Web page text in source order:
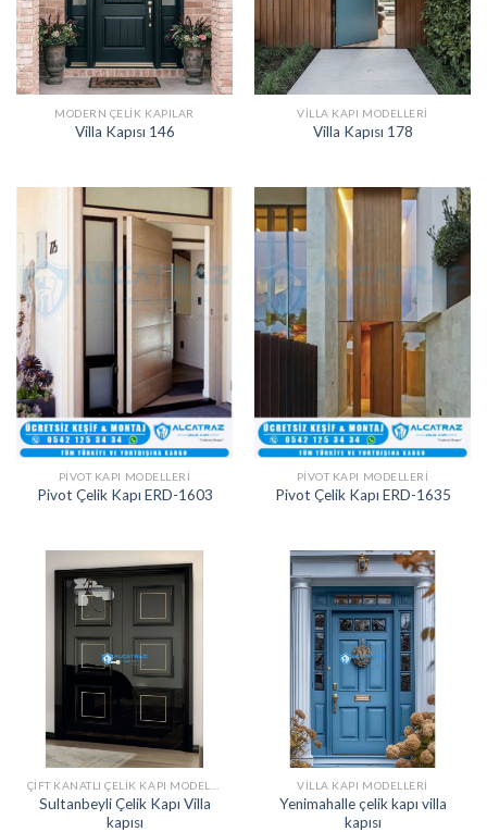
MODERN ÇELIK KAPILAR
Villa Kapısı 146
VILLA KAPI MODELLERI
Villa Kapısı 178
PIVOT KAPI MODELLERI
Pivot Çelik Kapı ERD-1603
PIVOT KAPI MODELLERI
Pivot Çelik Kapı ERD-1635
Sultanbeyli Çelik Kapı Villa
kapısı
VILLA KAPI MODELLERI
Yenimahalle çelik kapı villa
kapısı